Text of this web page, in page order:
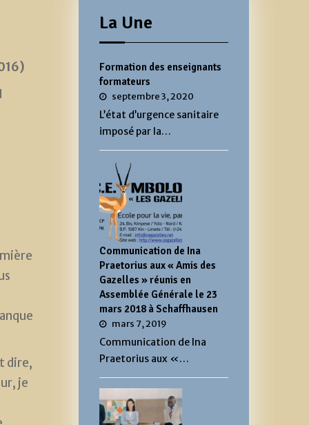
dire,
je
La Une
Formation des enseignants
formateurs
septembre 3, 2020
L’état d’urgence sanitaire
imposé par la…
Communication de Ina
Praetorius aux « Amis des
Gazelles » réunis en
Assemblée Générale le 23
mars 2018 à Schaffhausen
mars 7, 2019
Communication de Ina
Praetorius aux «…